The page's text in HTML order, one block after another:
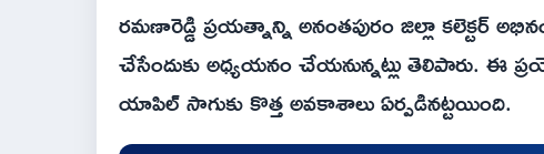
రమణారెడ్డి ప్రయత్నాన్ని అనంతపురం జిల్లా కలెక్టర్
చేసేందుకు అధ్యయనం చేయనున్నట్లు తెలిపారు. ఈ
యాపిల్ సాగుకు కొత్త అవకాశాలు ఏర్పడినట్టయింది.